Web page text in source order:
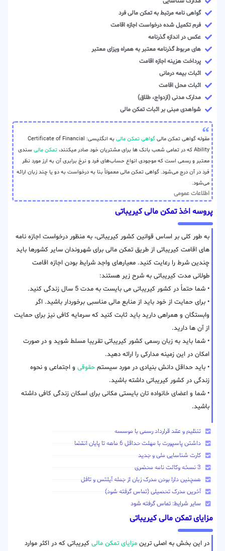
گواهی نامه مرتبط به تمکن مالی فرد
فرم تکمیل شده درخواست اجازه اقامت
عکس در اندازه گذرنامه
های مربوط گذرنامه معتبر به همراه ویزای معتبر
پرداخت هزینه اجازه اقامت
اثبات بیمه درمانی
اثبات محل اقامت
مدارک مدنی (ازدواج، طلاق)
شواهدی مبنی بر اثبات تمکن مالی
مقوله گواهی تمکن مالی گواهی تمکن مالی
به انگلیسی: Certificate of Financial
Ability که در تمامی شعب بانک ها برای مشتریان خود صادر میکنند،
تمکن مالی سندی
معتبر و رسمی است که موجودی انواع حساب‌های فرد و نرخ برابری آن به ارز مورد نظر
فرد در آن درج می‌شود. گواهی تمکن مالی معمولاً بنا به درخواست به دو یا چند زبان ارائه
می‌شود.
اطلاعات عمومی
پروسه اخذ تمکن مالی کیریباتی
به طور کلی بر اساس قوانین کشور کیریباتی، به منظور درخواست اجازه نامه
های اقامت کیریباتی از طریق تمکن مالی برای شهروندان سایر کشورها باید
چندین شرط را رعایت کنید. معیارهای واجد شرایط بودن اجازه اقامت
طولانی مدت کیریباتی به شرح زیر هستند:
• شما حتماً در کشور کیریباتی می بایست به مدت 5 سال زندگی کنید.
• برای حمایت از خود باید از منابع مالی مناسبی برخوردار باشید. اگر
وابستگان و همراهی دارید باید ثابت کنید که سرمایه کافی نیز برای حمایت
از آن ها دارید.
• شما باید به زبان رسمی کشور کیریباتی تقریبا مسلط شوید و در صورت
امکان در این زمینه مدارکی را ارائه دهید.
• باید حداقل دانش بنیادی در مورد سیستم حقوقی و اجتماعی و نحوه
زندگی در کشور کیریباتی داشته باشید.
• شما و اعضای خانواده تان بایستی مکانی برای اسکان زندگی کافی داشته
باشید.
تنظیم و عقد قرارداد رسمی با موسسه
داشتن پاسپورت با مهلت حداقل 6 ماهه تا پایان انقضا
کارت شناسایی ملی و جدید
3 نسخه وکالت نامه محضری
همچنین دارا بودن مدرک زبان از جمله آیلتس و تافل
آخرین مدرک تحصیلی (تماس گرفته شود)
سایر شرایط: تماس گرفته شود
مزایای تمکن مالی کیریباتی
در این بخش به اصلی ترین مزایای تمکن مالی کیریباتی که در اکثر موارد